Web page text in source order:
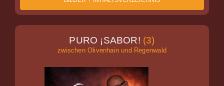
PURO ¡SABOR! (3)
zwischen Olivenhain und Regenwald